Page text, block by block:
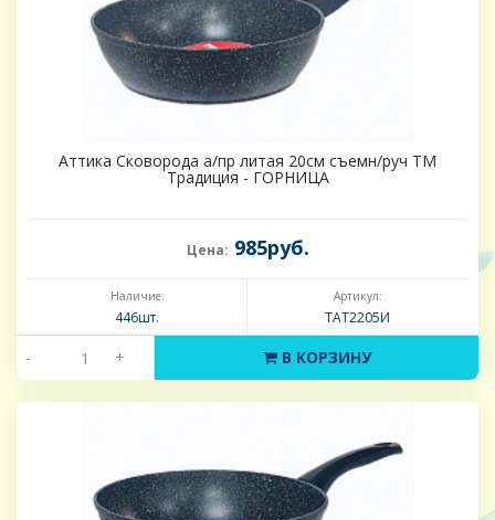
Аттика Сковорода а/пр литая 20см съемн/руч ТМ
Традиция - ГОРНИЦА
Цена: 985руб.
Наличие:
446шт.
Артикул:
ТАТ2205И
- + В КОРЗИНУ